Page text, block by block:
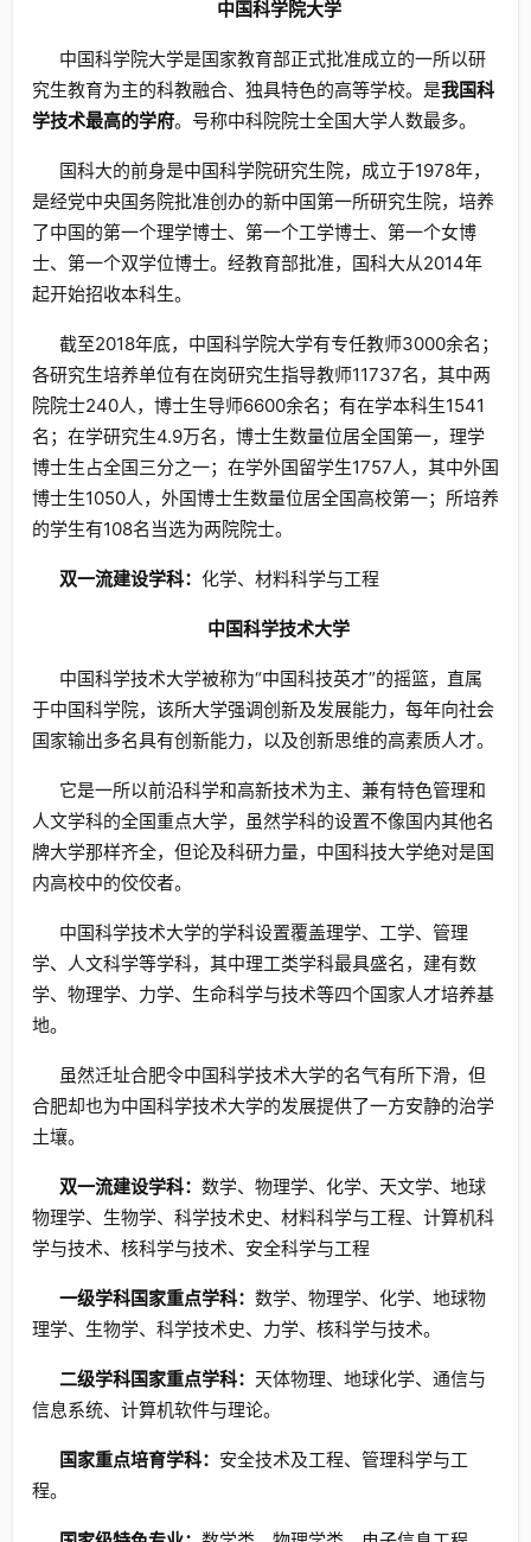
中国科学院大学
中国科学院大学是国家教育部正式批准成立的一所以研
究生教育为主的科教融合、独具特色的高等学校。是我国科
学技术最高的学府。号称中科院院士全国大学人数最多。
国科大的前身是中国科学院研究生院，成立于1978年，
是经党中央国务院批准创办的新中国第一所研究生院，培养
了中国的第一个理学博士、第一个工学博士、第一个女博
士、第一个双学位博士。经教育部批准，国科大从2014年
起开始招收本科生。
截至2018年底，中国科学院大学有专任教师3000余名；
各研究生培养单位有在岗研究生指导教师11737名，其中两
院院士240人，博士生导师6600余名；有在学本科生1541
名；在学研究生4.9万名，博士生数量位居全国第一，理学
博士生占全国三分之一；在学外国留学生1757人，其中外国
博士生1050人，外国博士生数量位居全国高校第一；所培养
的学生有108名当选为两院院士。
双一流建设学科： 化学、材料科学与工程
中国科学技术大学
中国科学技术大学被称为“中国科技英才”的摇篮，直属
于中国科学院，该所大学强调创新及发展能力，每年向社会
国家输出多名具有创新能力，以及创新思维的高素质人才。
它是一所以前沿科学和高新技术为主、兼有特色管理和
人文学科的全国重点大学，虽然学科的设置不像国内其他名
牌大学那样齐全，但论及科研力量，中国科技大学绝对是国
内高校中的佼佼者。
中国科学技术大学的学科设置覆盖理学、工学、管理
学、人文科学等学科，其中理工类学科最具盛名，建有数
学、物理学、力学、生命科学与技术等四个国家人才培养基
地。
虽然迁址合肥令中国科学技术大学的名气有所下滑，但
合肥却也为中国科学技术大学的发展提供了一方安静的治学
土壤。
双一流建设学科： 数学、物理学、化学、天文学、地球
物理学、生物学、科学技术史、材料科学与工程、计算机科
学与技术、核科学与技术、安全科学与工程
一级学科国家重点学科： 数学、物理学、化学、地球物
理学、生物学、科学技术史、力学、核科学与技术。
二级学科国家重点学科： 天体物理、地球化学、通信与
信息系统、计算机软件与理论。
国家重点培育学科： 安全技术及工程、管理科学与工
程。